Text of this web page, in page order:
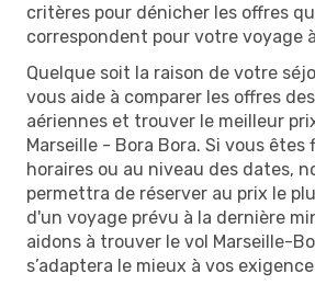
critères pour dénicher les offres
correspondent pour votre voyage
Quelque soit la raison de votre
vous aide à comparer les offres
aériennes et trouver le meilleur
Marseille - Bora Bora. Si vous êtes
horaires ou au niveau des dates,
permettra de réserver au prix le
d'un voyage prévu à la dernière
aidons à trouver le vol Marseille-
s’adaptera le mieux à vos